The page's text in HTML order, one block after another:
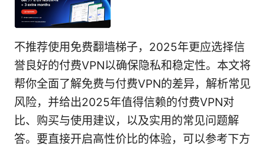
不推荐使用免费翻墙梯子，2025年更应选择信
誉良好的付费VPN以确保隐私和稳定性。本文将
帮你全面了解免费与付费VPN的差异，解析常见
风险，并给出2025年值得信赖的付费VPN对
比、购买与使用建议，以及实用的常见问题解
答。要直接开启高性价比的体验，可以参考下方